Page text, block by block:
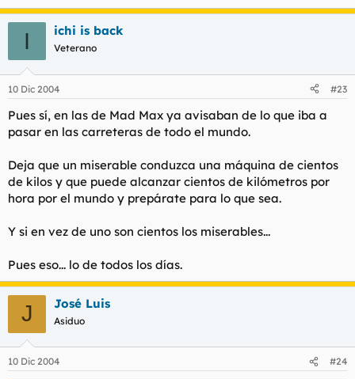
I ichi is back
Veterano
10 Dic 2004 #23
Pues sí, en las de Mad Max ya avisaban de lo que iba a
pasar en las carreteras de todo el mundo.
Deja que un miserable conduzca una máquina de cientos
de kilos y que puede alcanzar cientos de kilómetros por
hora por el mundo y prepárate para lo que sea.
Y si en vez de uno son cientos los miserables...
Pues eso... lo de todos los días.
J José Luis
Asiduo
10 Dic 2004 #24